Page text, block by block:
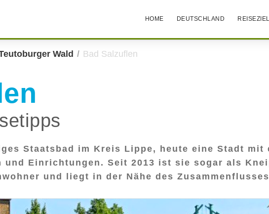
HOME DEUTSCHLAND
Wald Bad Salzuflen
Staatsbad im Kreis Lippe, heute eine Stadt mit
und Einrichtungen. Seit 2013 ist sie sogar als
und liegt in der Nähe des